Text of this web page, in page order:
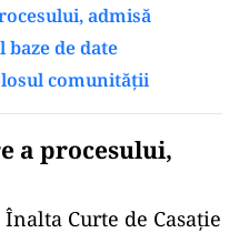
admisă
de date
comunității